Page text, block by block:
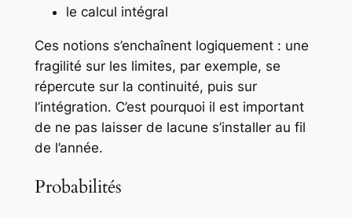
le calcul intégral
Ces notions s’enchaînent logiquement : une
fragilité sur les limites, par exemple, se
répercute sur la continuité, puis sur
l’intégration. C’est pourquoi il est important
de ne pas laisser de lacune s’installer au fil
de l’année.
Probabilités